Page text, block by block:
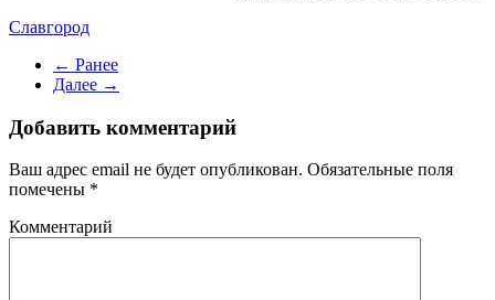
Славгород
← Ранее
Далее →
Добавить комментарий
Ваш адрес email не будет опубликован. Обязательные поля
помечены *
Комментарий